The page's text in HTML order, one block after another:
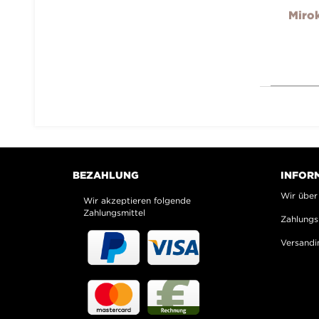
BEZAHLUNG
Wir akzeptieren folgende
Zahlungsmittel
Wir über